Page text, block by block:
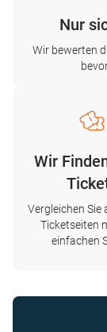
Nur
Wir bewerten
Wir
Vergleichen Sie
Ticketseiten
einfachen